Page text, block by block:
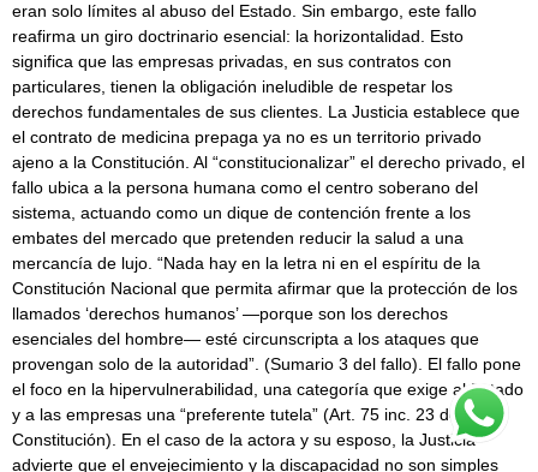
eran solo límites al abuso del Estado. Sin embargo, este fallo
reafirma un giro doctrinario esencial: la horizontalidad. Esto
significa que las empresas privadas, en sus contratos con
particulares, tienen la obligación ineludible de respetar los
derechos fundamentales de sus clientes. La Justicia establece que
el contrato de medicina prepaga ya no es un territorio privado
ajeno a la Constitución. Al “constitucionalizar” el derecho privado, el
fallo ubica a la persona humana como el centro soberano del
sistema, actuando como un dique de contención frente a los
embates del mercado que pretenden reducir la salud a una
mercancía de lujo. “Nada hay en la letra ni en el espíritu de la
Constitución Nacional que permita afirmar que la protección de los
llamados ‘derechos humanos’ —porque son los derechos
esenciales del hombre— esté circunscripta a los ataques que
provengan solo de la autoridad”. (Sumario 3 del fallo). El fallo pone
el foco en la hipervulnerabilidad, una categoría que exige al Estado
y a las empresas una “preferente tutela” (Art. 75 inc. 23 de la
Constitución). En el caso de la actora y su esposo, la Justicia
advierte que el envejecimiento y la discapacidad no son simples